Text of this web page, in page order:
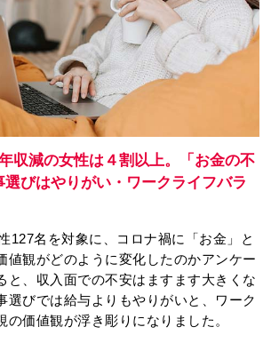
収減の女性は４割以上。「お金の不
びはやりがい・ワークライフバラ
127名を対象に、コロナ禍に「お金」と
値観がどのように変化したのかアンケー
と、収入面での不安はますます大きくな
選びでは給与よりもやりがいと、ワーク
の価値観が浮き彫りになりました。